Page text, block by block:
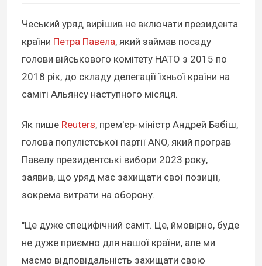
Чеський уряд вирішив не включати президента
країни Петра Павела, який займав посаду
голови військового комітету НАТО з 2015 по
2018 рік, до складу делегації їхньої країни на
саміті Альянсу наступного місяця.
Як пише Reuters, прем'єр-міністр Андрей Бабіш,
голова популістської партії ANO, який програв
Павелу президентські вибори 2023 року,
заявив, що уряд має захищати свої позиції,
зокрема витрати на оборону.
"Це дуже специфічний саміт. Це, ймовірно, буде
не дуже приємно для нашої країни, але ми
маємо відповідальність захищати свою